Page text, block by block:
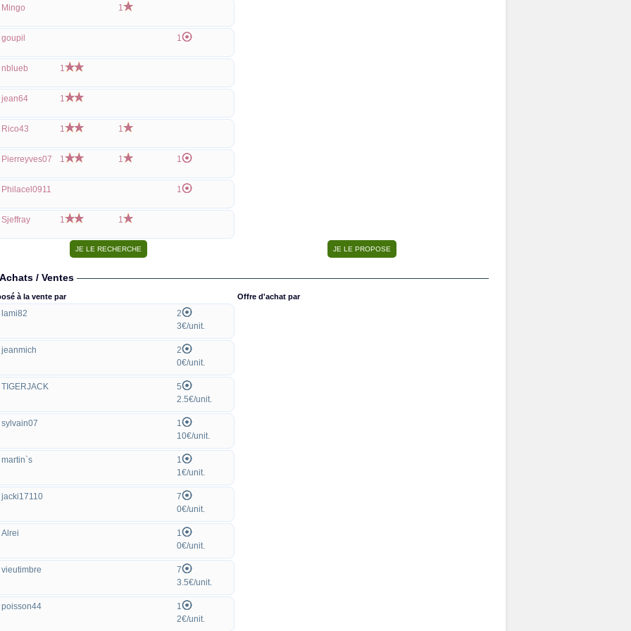
Mingo 1
goupil 1
nblueb 1
jean64 1
Rico43 1 1
Pierreyves07 1 1 1
Philacel0911 1
Sjeffray 1 1
Achats / Ventes
à la vente par
lami82
2
3€/unit.
jeanmich
2
0€/unit.
TIGERJACK
5
2.5€/unit.
sylvain07
1
10€/unit.
martin`s
1
1€/unit.
jacki17110
7
0€/unit.
Alrei
1
0€/unit.
vieutimbre
7
3.5€/unit.
poisson44
1
2€/unit.
Offre d'achat par